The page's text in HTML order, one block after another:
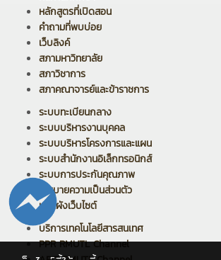
หลักสูตรที่เปิดสอน
คำถามที่พบบ่อย
เว็บลิงค์
สภามหาวิทยาลัย
สภาวิชาการ
สภาคณาจารย์และข้าราชการ
ระบบทะเบียนกลาง
ระบบบริหารงานบุคคล
ระบบบริหารโครงการและแผน
ระบบสำนักงานอิเล็กทรอนิกส์
ระบบการประกันคุณภาพ
นโยบายความเป็นส่วนตัว
แผนผังเว็บไซต์
บริการเทคโนโลยีสารสนเทศ
PPR RMUTL Channel